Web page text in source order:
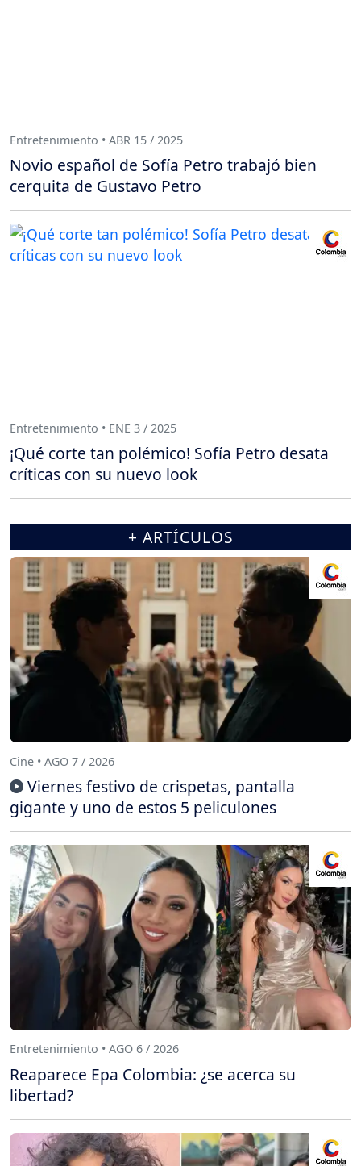
Entretenimiento • ABR 15 / 2025
Novio español de Sofía Petro trabajó bien
cerquita de Gustavo Petro
Entretenimiento • ENE 3 / 2025
¡Qué corte tan polémico! Sofía Petro desata
críticas con su nuevo look
+ ARTÍCULOS
Cine • AGO 7 / 2026
Viernes festivo de crispetas, pantalla
gigante y uno de estos 5 peliculones
Entretenimiento • AGO 6 / 2026
Reaparece Epa Colombia: ¿se acerca su
libertad?